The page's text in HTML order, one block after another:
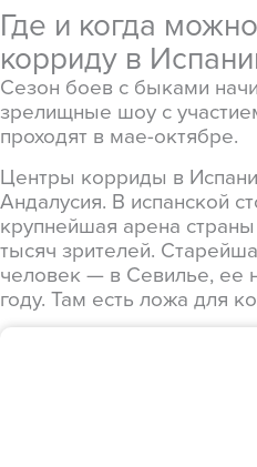
Где и когда
корриду в
Сезон боев с быками
зрелищные шоу с
проходят в мае-октябре.
Центры корриды в
Андалусия. В испанской
крупнейшая арена
тысяч зрителей.
человек — в Севилье, ее
году. Там есть ложа для